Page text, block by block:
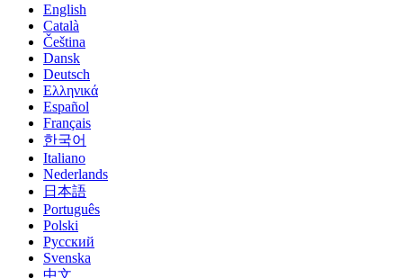
English
Català
Čeština
Dansk
Deutsch
Ελληνικά
Español
Français
한국어
Italiano
Nederlands
日本語
Português
Polski
Русский
Svenska
中文